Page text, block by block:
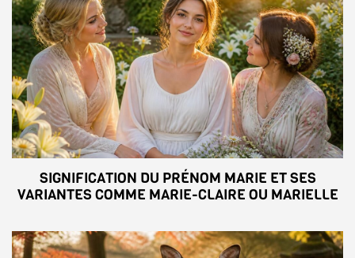
SIGNIFICATION DU PRÉNOM MARIE ET SES
VARIANTES COMME MARIE-CLAIRE OU MARIELLE